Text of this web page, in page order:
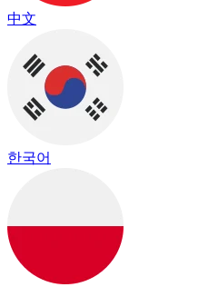
中文
한국어